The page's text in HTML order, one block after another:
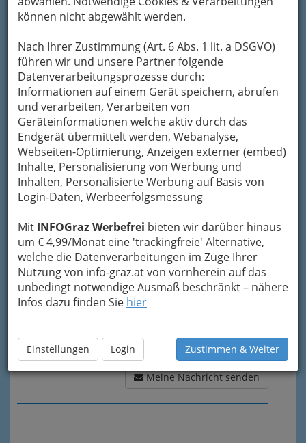
können nicht abgewählt werden.
Nach Ihrer Zustimmung (Art. 6 Abs. 1 lit. a DSGVO)
führen wir und unsere Partner folgende
Datenverarbeitungsprozesse durch:
Informationen auf einem Gerät speichern, abrufen
und verarbeiten, Verarbeiten von
Geräteinformationen welche aktiv durch das
Endgerät übermittelt werden, Webanalyse,
Webseiten-Optimierung, Anzeigen externer (embed)
Inhalte, Personalisierung von Werbung und
Inhalten, Personalisierte Werbung auf Basis von
Login-Daten, Werbeerfolgsmessung
Mit INFOGraz Werbefrei bieten wir darüber hinaus
um € 4,99/Monat eine 'trackingfreie' Alternative,
welche die Datenverarbeitungen im Zuge Ihrer
Nutzung von info-graz.at von vornherein auf das
unbedingt notwendige Ausmaß beschränkt – nähere
Infos dazu finden Sie hier
Einstellungen Login Zustimmen & Weiter
Formular. Ihre Nachricht wird nach dem
Absenden umgehend per Mail an das
Unternehmen Plank Peter weitergeleitet.
Mein Name
Meine Email Adresse
Mein Betreff
Meine Nachricht senden